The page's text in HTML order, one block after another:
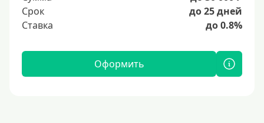
Срок
до 25 дней
Ставка
до 0.8%
Оформить